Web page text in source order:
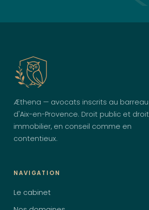
Æthena — avocats inscrits au barreau
d'Aix-en-Provence. Droit public et droit
immobilier, en conseil comme en
contentieux.
NAVIGATION
Le cabinet